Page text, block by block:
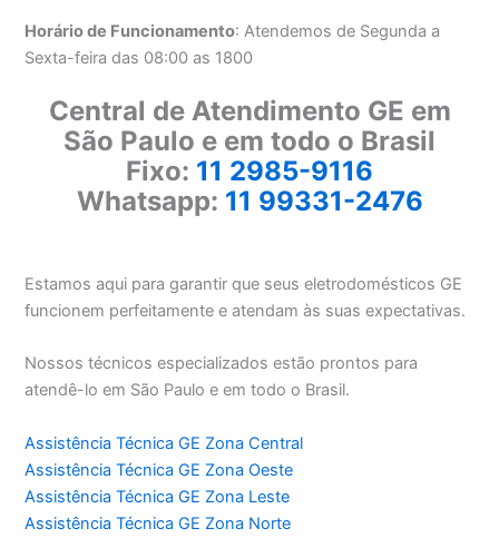
Horário de Funcionamento: Atendemos de Segunda a
Sexta-feira das 08:00 as 1800
Central de Atendimento GE em
São Paulo e em todo o Brasil
Fixo: 11 2985-9116
Whatsapp: 11 99331-2476
Estamos aqui para garantir que seus eletrodomésticos GE
funcionem perfeitamente e atendam às suas expectativas.
Nossos técnicos especializados estão prontos para
atendê-lo em São Paulo e em todo o Brasil.
Assistência Técnica GE Zona Central
Assistência Técnica GE Zona Oeste
Assistência Técnica GE Zona Leste
Assistência Técnica GE Zona Norte